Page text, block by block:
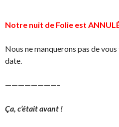
Notre nuit de Folie est
Nous ne manquerons pas de
date.
————————–
Ça, c’était avant !